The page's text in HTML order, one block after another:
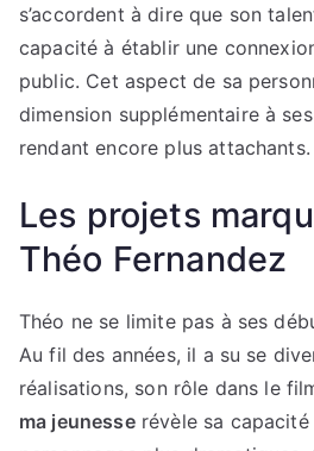
s’accordent à dire que son
capacité à établir une
public. Cet aspect de sa
dimension supplémentaire à
rendant encore plus attachants.
Les projets
Théo Fernandez
Théo ne se limite pas à ses
Au fil des années, il a su se
réalisations, son rôle dans le
ma jeunesserévèle sa capacité